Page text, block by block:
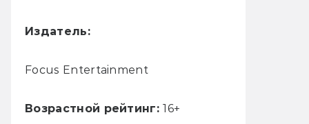
Издатель:
Focus Entertainment
Возрастной рейтинг:16+